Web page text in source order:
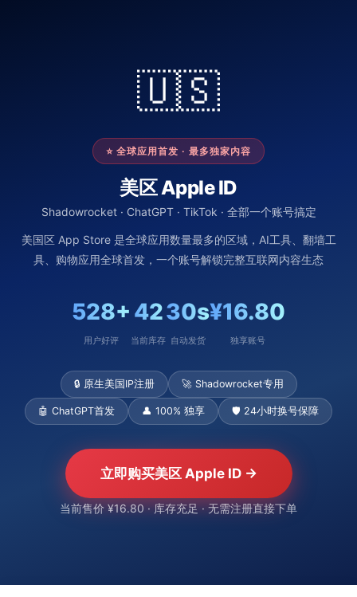
🇺🇸
⭐ 全球应用首发 · 最多独家内容
美区 Apple ID
Shadowrocket · ChatGPT · TikTok · 全部一个账号搞定
美国区 App Store 是全球应用数量最多的区域，AI工具、翻墙工
具、购物应用全球首发，一个账号解锁完整互联网内容生态
528+
用户好评
42
当前库存
30s
自动发货
¥16.80
独享账号
🔒 原生美国IP注册 🚀 Shadowrocket专用
🤖 ChatGPT首发 👤 100% 独享 🛡️ 24小时换号保障
立即购买美区 Apple ID →
当前售价 ¥16.80 · 库存充足 · 无需注册直接下单